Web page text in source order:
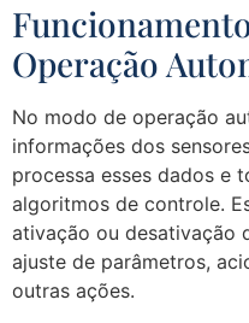
Operação
No modo de operação
informações dos
processa esses dados e
algoritmos de controle.
ativação ou desativação
ajuste de parâmetros,
outras ações.